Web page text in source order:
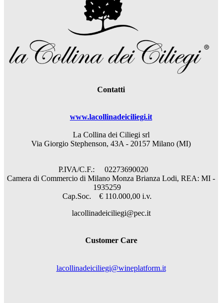
Contatti
www.lacollinadeiciliegi.it
La Collina dei Ciliegi srl
Via Giorgio Stephenson, 43A - 20157 Milano (MI)
P.IVA/C.F.: 02273690020
Camera di Commercio di Milano Monza Brianza Lodi, REA: MI -
1935259
Cap.Soc. € 110.000,00 i.v.
lacollinadeiciliegi@pec.it
Customer Care
lacollinadeiciliegi@wineplatform.it